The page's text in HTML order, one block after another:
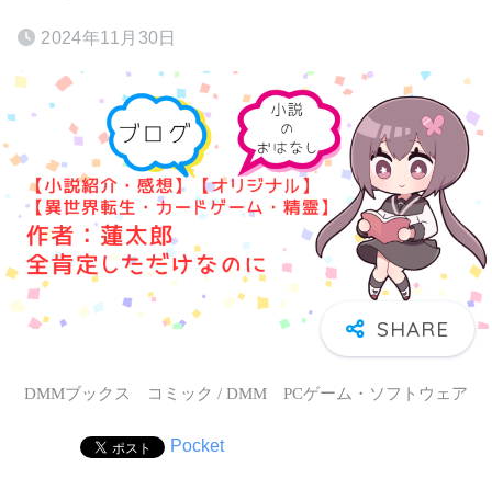
2024年11月30日
DMMブックス コミック / DMM PCゲーム・ソフトウェア
Pocket